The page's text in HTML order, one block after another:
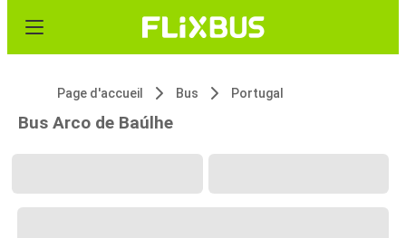
Page d'accueil Bus Portugal
Bus Arco de Baúlhe